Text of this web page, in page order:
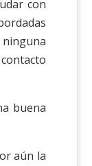
con
buena
aún la